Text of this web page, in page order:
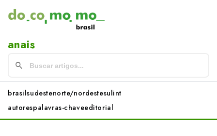
anais
brasilsudestenorte/nordestesulint
autorespalavras-chaveeditorial